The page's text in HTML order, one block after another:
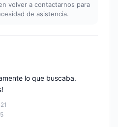
volver a contactarnos para
de asistencia.
lo que buscaba.